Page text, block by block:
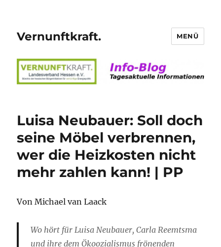
Vernunftkraft. MENÜ
Luisa Neubauer: Soll doch
seine Möbel verbrennen,
wer die Heizkosten nicht
mehr zahlen kann! | PP
Von Michael van Laack
Wo hört für Luisa Neubauer, Carla Reemtsma
und ihre dem Ökoozialismus frönenden